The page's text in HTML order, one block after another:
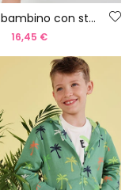
Giacca bambino con stampa di squali
16,45 €